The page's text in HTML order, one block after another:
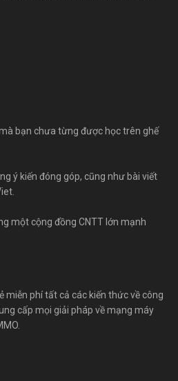
bạn chưa từng được học trên ghế
ý kiến đóng góp, cũng như bài viết
một cộng đồng CNTT lớn mạnh
miễn phí tất cả các kiến thức về công
cấp mọi giải pháp về mạng máy